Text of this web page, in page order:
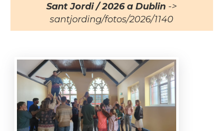
Sant Jordi / 2026 a Dublin ->
santjording/fotos/2026/1140